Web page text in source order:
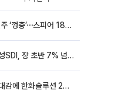
스페이스X 주가 반등에 관련주 ‘껑충’⋯스피어 18%ㆍ에이치브이엠 12%↑
반도체 온기 탄 2차전지...삼성SDI, 장 초반 7% 넘게 껑충
美 태양광 관세 반사이익 기대감에 한화솔루션 20%대·OCI홀딩스 14%대 급등